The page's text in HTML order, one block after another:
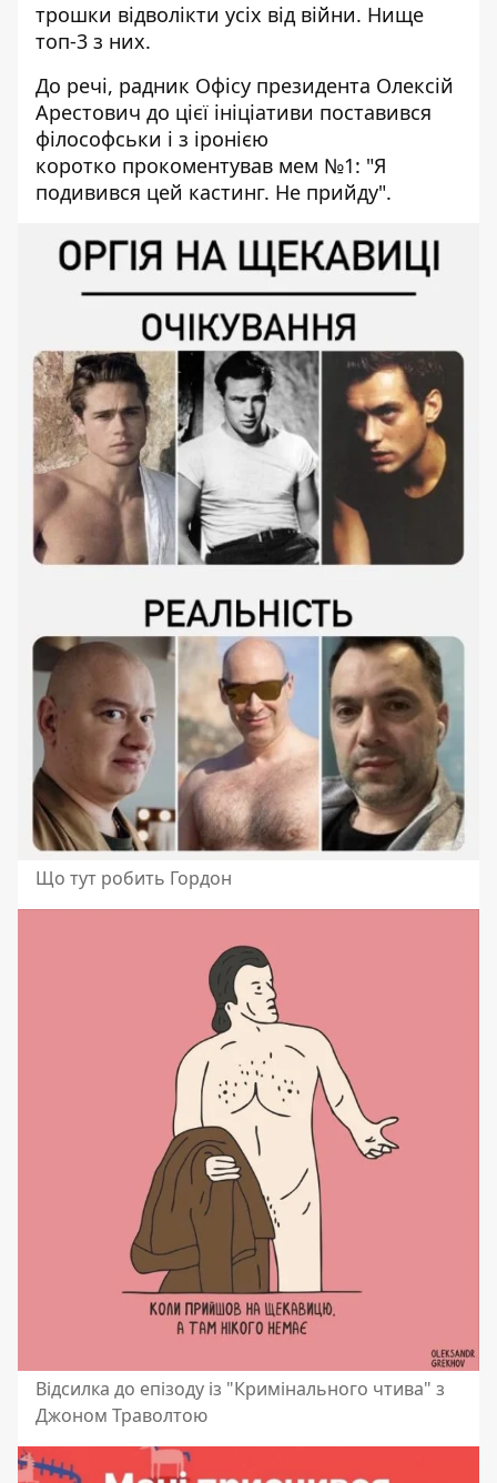
трошки відволікти усіх від війни. Нище
топ-3 з них.
До речі, радник Офісу президента Олексій
Арестович до цієї ініціативи поставився
філософськи і з іронією
коротко прокоментував мем №1: "Я
подивився цей кастинг. Не прийду".
Що тут робить Гордон
Відсилка до епізоду із "Кримінального чтива" з
Джоном Траволтою